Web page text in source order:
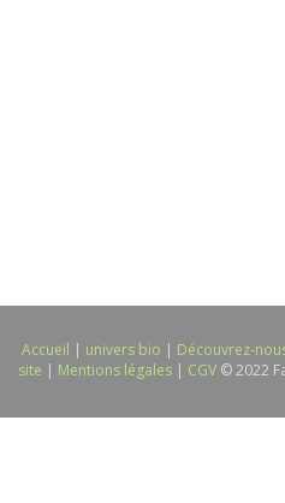
Accueil | univers bio | Découvrez-
site | Mentions légales | CGV © 2022